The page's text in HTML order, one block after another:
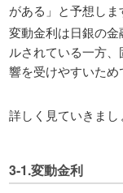
がある」と予想しま
変動金利は日銀の
ルされている一方
響を受けやすいため
詳しく見ていきまし
3-1.変動金利